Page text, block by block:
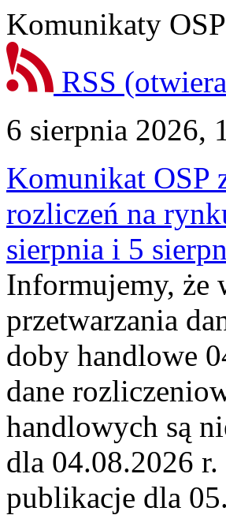
Komunikaty OSP
RSS
6 sierpnia 2026,
Komunikat OSP
rozliczeń na
sierpnia i 5
Informujemy, że
przetwarzania
doby handlowe
dane
handlowych są
dla 04.08.2026
publikacje dla